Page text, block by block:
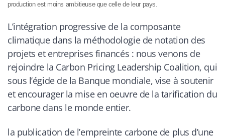
production est moins ambitieuse que celle de leur pays.
L’intégration progressive de la composante
climatique dans la méthodologie de notation des
projets et entreprises financés : nous venons de
rejoindre la Carbon Pricing Leadership Coalition, qui
sous l’égide de la Banque mondiale, vise à soutenir
et encourager la mise en oeuvre de la tarification du
carbone dans le monde entier.
la publication de l’empreinte carbone de plus d’une